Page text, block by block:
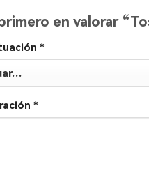
en valorar
*
*